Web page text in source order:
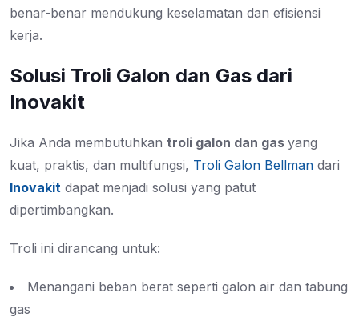
benar-benar mendukung keselamatan dan efisiensi
kerja.
Solusi Troli Galon dan Gas dari
Inovakit
Jika Anda membutuhkan troli galon dan gas yang
kuat, praktis, dan multifungsi, Troli Galon Bellman dari
Inovakit dapat menjadi solusi yang patut
dipertimbangkan.
Troli ini dirancang untuk:
Menangani beban berat seperti galon air dan tabung
gas